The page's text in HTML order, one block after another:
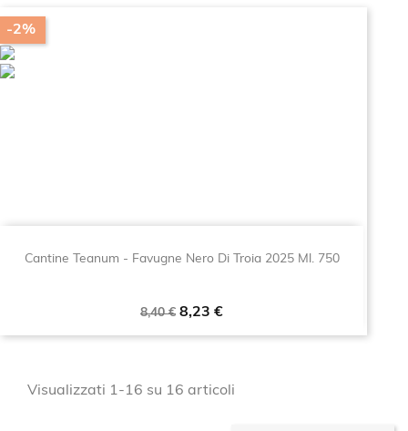
Cantine Teanum - Favugne Nero Di Troia 2025 Ml. 750
Prezzo
8,40 € Prezzo
8,23 €
-2%
Visualizzati 1-16 su 16 articoli